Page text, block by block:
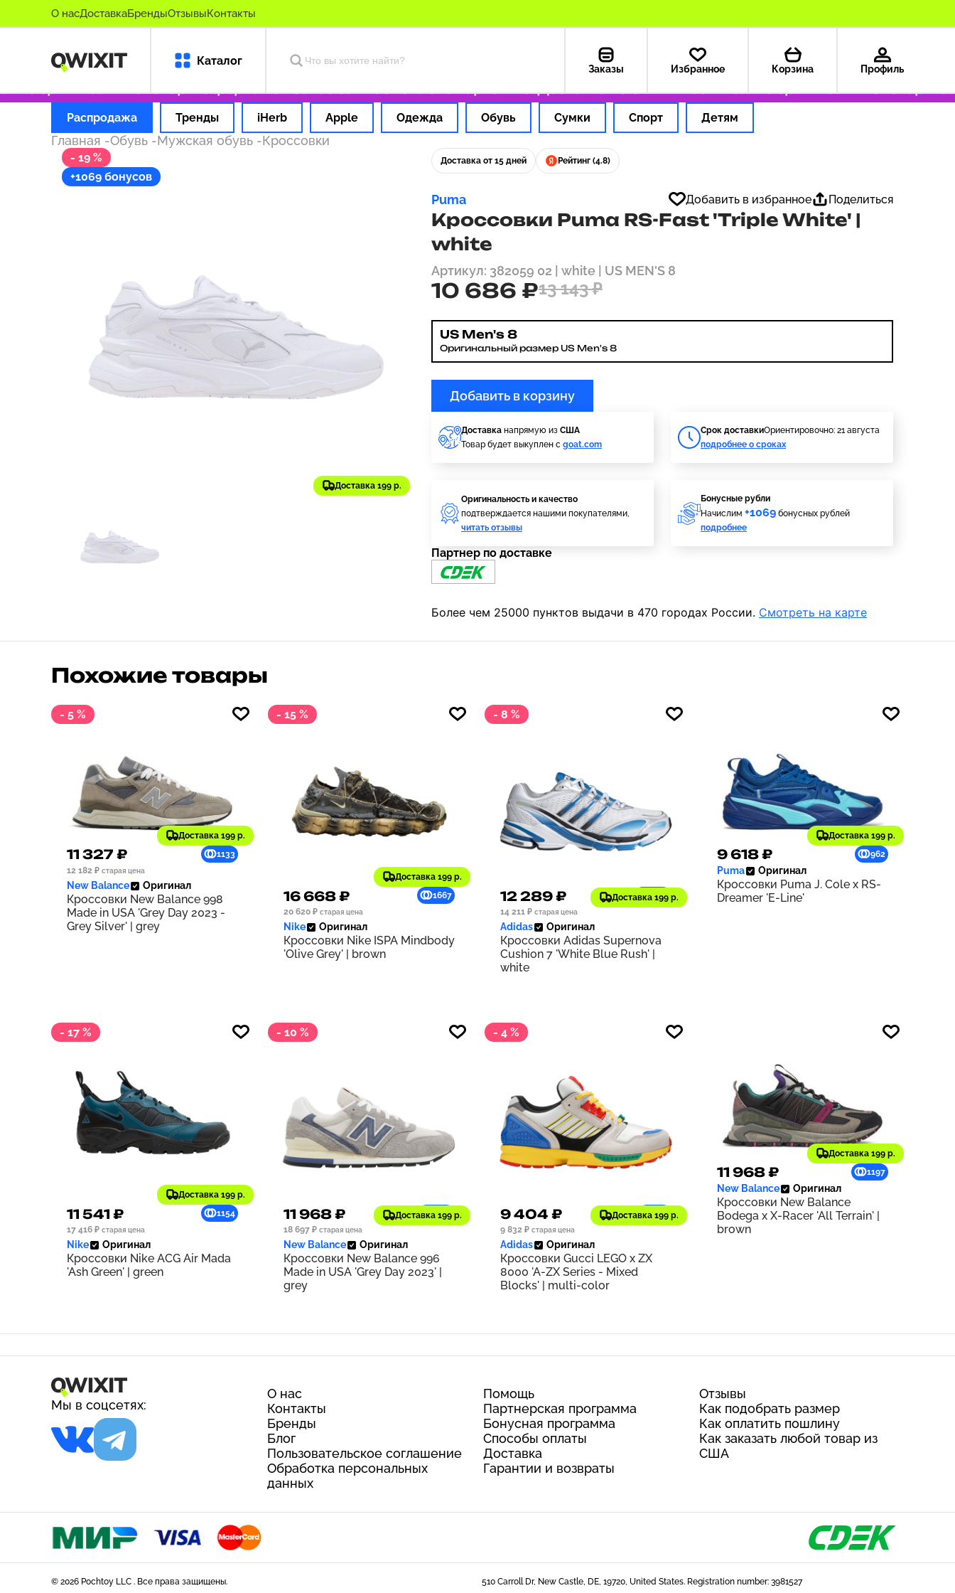
О насДоставкаБрендыОтзывыКонтакты
Каталог
Заказы Избранное Корзина Профиль
оригинальные товары Оформляем заказ за 1 час Оплата картой РФ Доставка из США — 199 ₽ Только оригинальные товары
Распродажа Тренды iHerb Apple Одежда Обувь Сумки Спорт Детям
Главная -Обувь -Мужская обувь -Кроссовки
- 19 %
+1069 бонусов
Доставка 199 р.
Доставка от 15 дней Рейтинг (4.8)
Puma Добавить в избранное Поделиться
Кроссовки Puma RS-Fast 'Triple White' |
white
Артикул: 382059 02 | white | US MEN'S 8
10 686 ₽13 143 ₽
US Men's 8
Оригинальный размер US Men's 8
Добавить в корзину
Доставка напрямую из США
Товар будет выкуплен с goat.com
Cрок доставкиОриентировочно: 21 августа
подробнее о сроках
Оригинальность и качество
подтверждается нашими покупателями,
читать отзывы
Бонусные рубли
Начислим +1069 бонусных рублей
подробнее
Партнер по доставке
Более чем 25000 пунктов выдачи в 470 городах России. Смотреть на карте
Похожие товары
- 5 %
Доставка 199 р.
11 327 ₽
1133
12 182 ₽ старая цена
New Balance Оригинал
Кроссовки New Balance 998
Made in USA 'Grey Day 2023 -
Grey Silver' | grey
- 15 %
Доставка 199 р.
16 668 ₽
1667
20 620 ₽ старая цена
Nike Оригинал
Кроссовки Nike ISPA Mindbody
'Olive Grey' | brown
- 8 %
Доставка 199 р.
12 289 ₽
1229
14 211 ₽ старая цена
Adidas Оригинал
Кроссовки Adidas Supernova
Cushion 7 'White Blue Rush' |
white
Доставка 199 р.
9 618 ₽ 962
Puma Оригинал
Кроссовки Puma J. Cole x RS-
Dreamer 'E-Line'
- 17 %
Доставка 199 р.
11 541 ₽
1154
17 416 ₽ старая цена
Nike Оригинал
Кроссовки Nike ACG Air Mada
'Ash Green' | green
- 10 %
Доставка 199 р.
11 968 ₽
1197
18 697 ₽ старая цена
New Balance Оригинал
Кроссовки New Balance 996
Made in USA 'Grey Day 2023' |
grey
- 4 %
Доставка 199 р.
9 404 ₽
940
9 832 ₽ старая цена
Adidas Оригинал
Кроссовки Gucci LEGO x ZX
8000 'A-ZX Series - Mixed
Blocks' | multi-color
Доставка 199 р.
11 968 ₽ 1197
New Balance Оригинал
Кроссовки New Balance
Bodega x X-Racer 'All Terrain' |
brown
Мы в соцсетях:
О нас
Контакты
Бренды
Блог
Пользовательское соглашение
Обработка персональных
данных
Помощь
Партнерская программа
Бонусная программа
Способы оплаты
Доставка
Гарантии и возвраты
Отзывы
Как подобрать размер
Как оплатить пошлину
Как заказать любой товар из
США
© 2026 Pochtoy LLC . Все права защищены. 510 Carroll Dr, New Castle, DE, 19720, United States. Registration number: 3981527